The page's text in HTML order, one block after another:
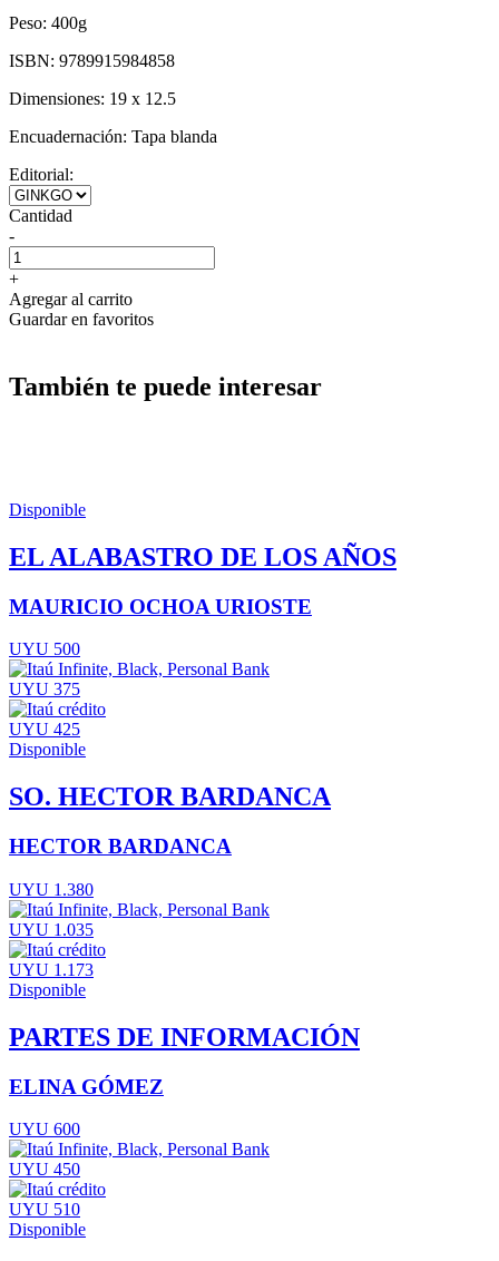
Peso: 400g
ISBN: 9789915984858
Dimensiones: 19 x 12.5
Encuadernación: Tapa blanda
Editorial:
Cantidad
-
+
Agregar al carrito
Guardar en favoritos
También te puede interesar
Disponible
EL ALABASTRO DE LOS AÑOS
MAURICIO OCHOA URIOSTE
UYU 500
UYU 375
UYU 425
Disponible
SO. HECTOR BARDANCA
HECTOR BARDANCA
UYU 1.380
UYU 1.035
UYU 1.173
Disponible
PARTES DE INFORMACIÓN
ELINA GÓMEZ
UYU 600
UYU 450
UYU 510
Disponible